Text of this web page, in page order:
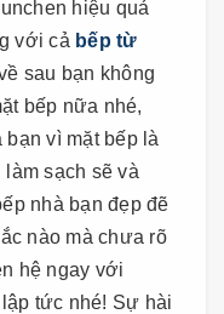
hiệu quả
với cả bếp từ
sau bạn không
bếp nữa nhé,
bạn vì mặt bếp là
làm sạch sẽ và
nhà bạn đẹp đẽ
nào mà chưa rõ
hệ ngay với
tức nhé! Sự hài